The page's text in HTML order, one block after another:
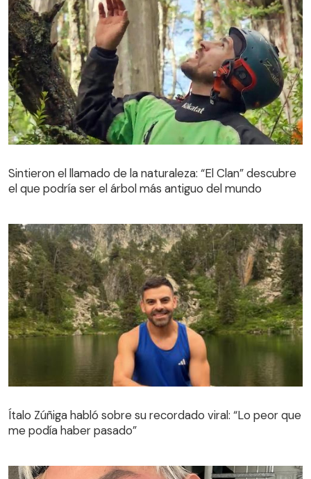
el que podría ser el árbol más antiguo del mundo
Sintieron el llamado de la naturaleza: “El Clan” descubre
el que podría ser el árbol más antiguo del mundo
Ítalo Zúñiga habló sobre su recordado viral: “Lo peor que
me podía haber pasado”